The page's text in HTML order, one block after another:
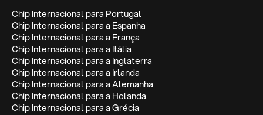
Chip Internacional para Portugal
Chip Internacional para a Espanha
Chip Internacional para a França
Chip Internacional para a Itália
Chip Internacional para a Inglaterra
Chip Internacional para a Irlanda
Chip Internacional para a Alemanha
Chip Internacional para a Holanda
Chip Internacional para a Grécia